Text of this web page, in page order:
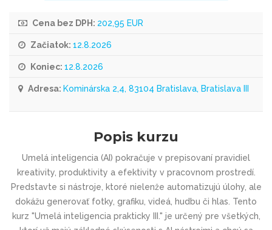
Cena bez DPH: 202,95 EUR
Začiatok: 12.8.2026
Koniec: 12.8.2026
Adresa: Kominárska 2,4, 83104 Bratislava, Bratislava III
Popis kurzu
Umelá inteligencia (AI) pokračuje v prepisovaní pravidiel
kreativity, produktivity a efektivity v pracovnom prostredí.
Predstavte si nástroje, ktoré nielenže automatizujú úlohy, ale
dokážu generovať fotky, grafiku, videá, hudbu či hlas. Tento
kurz "Umelá inteligencia prakticky III." je určený pre všetkých,